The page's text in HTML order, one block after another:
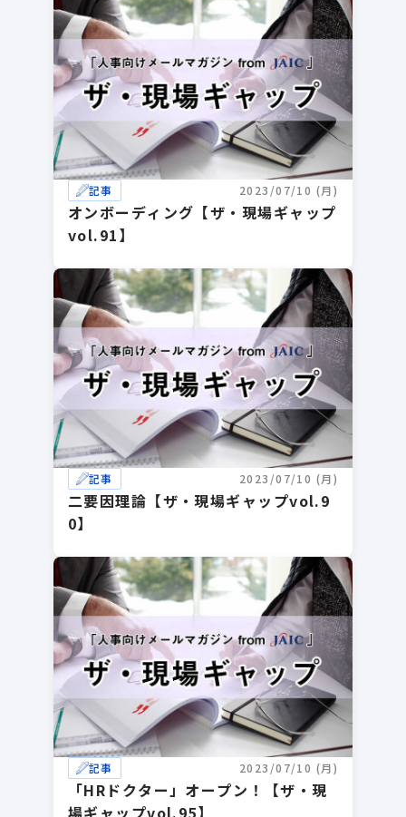
記事 2023/07/10 (月)
オンボーディング【ザ・現場ギャップ
vol.91】
記事 2023/07/10 (月)
二要因理論【ザ・現場ギャップvol.9
0】
記事 2023/07/10 (月)
「HRドクター」オープン！【ザ・現
場ギャップvol.95】